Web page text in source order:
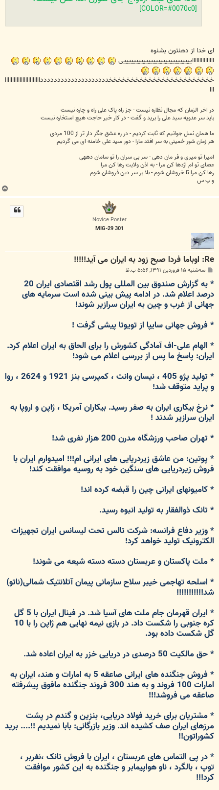
ای خدا از دهنتون بشنوه
اااااااااااااااییییییییییییییییییییییییییییی
خخخخخخخخخخخخخخخخخخخخخخخخدددددددددددددددددددداااااااااااااااااااااااا
ااا
در اخر الزمان که مجال نظاره نیست - جز راه پاک علی راه و چاره نیست
باید سر عدویه سید علی را برید و گفت - در کار خیر حاجت هیچ استخاره نیست
ما همان نسل جوانیم که ثابت کردیم - در ره عشق جگر دار تر از 100 مردی
هر زمان شور خمینی به سر افتد مارا - دور سید علی خامنه ای می گردیم
امیرا تو میری و فر مان دهی - سر بی سران را تو سامان دههی
عصای تو ام اژدها کن مرا - به اذن ولایت رها کن مرا
رها کن مرا تا خروشان شوم - بلا بر سر دین فروشان شوم
و پ س
ب
ا
Novice Poster
MIG-29 301
Re: اوباما فردا صبح زود به ایران می آید!!!!!
پ
ت
سه‌شنبه ۱۵ فروردین ۱۳۹۱, ۵:۵۶ ب.ظ
* به گزارش صندوق بین المللی پول رشد اقتصادی ایران 20
درصد اعلام شد. در ادامه پیش بینی شده است سرمایه های
جهانی از غرب و چین به ایران سرازیر شوند!
* فروش جهانی سایپا از تویوتا پیشی گرفت !
* الهام علی-اف آمادگی کشورش را برای الحاق به ایران اعلام کرد.
ایران: پاسخ ما پس از بررسی اعلام می شود!
* تولید پژو 405 ، نیسان وانت ، کمپرسی بنز 1921 و 2624 ، روا
و پراید متوقف شد!
* نرخ بیکاری ایران به صفر رسید. بیکاران آمریکا ، ژاپن و اروپا به
ایران سرازیر شدند !
* تهران صاحب ورزشگاه مدرن 200 هزار نفری شد!
* پوتین: من عاشق زیردریایی های ایرانی ام!!! امیدوارم ایران با
فروش زیردریایی های سنگین خود به روسیه موافقت کند!
* کامیونهای ایرانی چین را قبضه کرده اند!
* تانک ذوالفقار به تولید انبوه رسید.
* وزیر دفاع فرانسه: شرکت تالس تحت لیسانس ایران تجهیزات
الکترونیک تولید خواهد کرد!
* ملت پاکستان و عربستان دسته دسته شیعه می شوند!
* اسلحه تهاجمی خیبر سلاح سازمانی پیمان آتلانتیک شمالی(ناتو)
شد!!!!!!!!!!!
* ایران قهرمان جام ملت های آسیا شد. در فینال ایران با 5 گل
کره جنوبی را شکست داد. در بازی نیمه نهایی هم ژاپن را با 10
گل شکست داده بود.
* حق مالکیت 50 درصدی در دریایی خزر به ایران اعاده شد.
* فروش جنگنده های ایرانی صاعقه 5 به امارات و هند، ایران به
امارات 100 فروند و به هند 300 فروند جنگنده مافوق پیشرفته
صاعقه می فروشد!!!
* مشتریان برای خرید فولاد دریایی، بنزین و گندم در پشت
مرزهای ایران صف کشیده اند. وزیر بازرگانی: بابا نمیدیم !!.... برید
کشوراتون!!
* در پی التماس های عربستان ، ایران با فروش تانک ،نفربر ،
توپ ، بالگرد ، ناو هواپیمابر و جنگنده به این کشور موافقت
کرد!!!